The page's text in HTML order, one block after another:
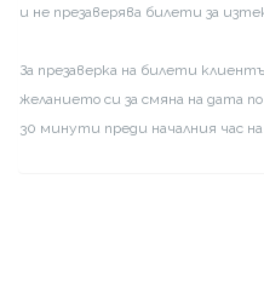
и не презаверява билети за
За презаверка на билети
желанието си за смяна на дата
30 минути преди началния час